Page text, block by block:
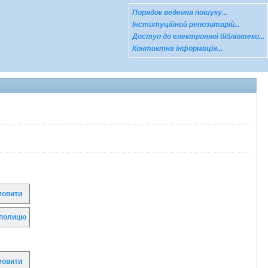
Порядок ведення пошуку...
Інституційний репозитарій...
Доступ до електронної бібліотеки...
Контактна інформація...